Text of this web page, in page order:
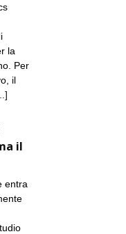
la
Per
il
il
entra